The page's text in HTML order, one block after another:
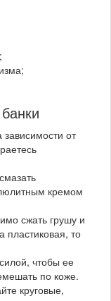
от
кремом
сжать грушу и
пластиковая, то
чтобы ее
по коже.
круговые,